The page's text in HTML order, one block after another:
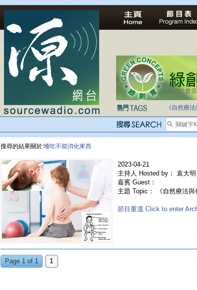
法治社會
《自然療法
搜尋的結果關於:嗜吃不能消化東西
2023-04-21
主持人 Hosted by： 袁大
嘉賓 Guest：
主題 Topic： 《自然療法
節目重溫 Click to enter
Page 1 of 1 1